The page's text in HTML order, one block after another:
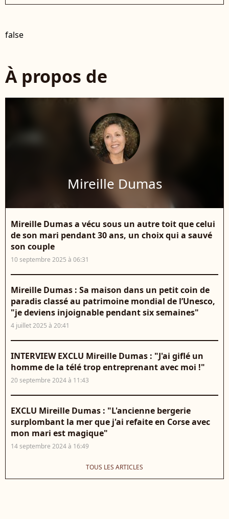
false
À propos de
Mireille Dumas
Mireille Dumas a vécu sous un autre toit que celui
de son mari pendant 30 ans, un choix qui a sauvé
son couple
10 septembre 2025 à 06:31
Mireille Dumas : Sa maison dans un petit coin de
paradis classé au patrimoine mondial de l’Unesco,
"je deviens injoignable pendant six semaines"
4 juillet 2025 à 20:41
INTERVIEW EXCLU Mireille Dumas : "J'ai giflé un
homme de la télé trop entreprenant avec moi !"
20 septembre 2024 à 11:43
EXCLU Mireille Dumas : "L'ancienne bergerie
surplombant la mer que j'ai refaite en Corse avec
mon mari est magique"
14 septembre 2024 à 16:49
TOUS LES ARTICLES